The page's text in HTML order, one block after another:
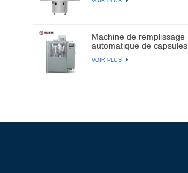
électroniques à canal BA-
Machine de remplissage
automatique de capsules
2500
VOIR PLUS